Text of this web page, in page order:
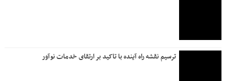
ترسیم نقشه راه آینده با تاکید بر ارتقای خدمات نوآور